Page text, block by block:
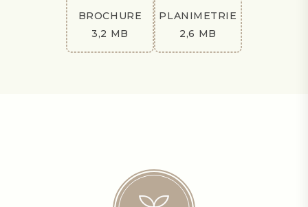
BROCHURE
3,2 MB
PLANIMETRIE
2,6 MB